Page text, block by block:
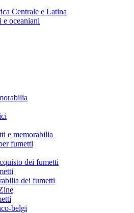
Centrale e Latina
e oceaniani
e memorabilia
fumetti
dei fumetti
dei fumetti
belgi